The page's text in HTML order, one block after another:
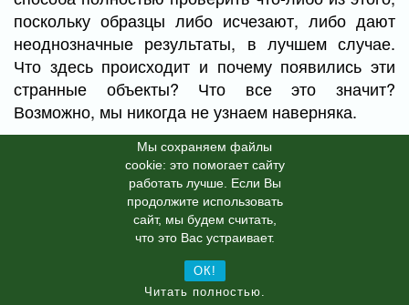
Мы cохраняем файлы
cookie: это помогает сайту
работать лучше. Если Вы
продолжите использовать
сайт, мы будем считать,
что это Вас устраивает.
ОК!
Читать полностью.
поскольку образцы либо исчезают, либо дают
неоднозначные результаты, в лучшем случае.
Что здесь происходит и почему появились эти
странные объекты? Что все это значит?
Возможно, мы никогда не узнаем наверняка.
ufospace.net
американский
артефакты